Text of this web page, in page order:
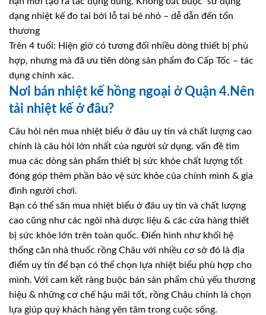
dạng nhiệt kế đo tai bởi lỗ tai bé nhỏ – dễ dẫn đến tổn
thương
Trên 4 tuổi: Hiện giờ có tương đối nhiều dòng thiết bị phù
hợp, nhưng mà đã ưu tiên dòng sản phẩm đo Cấp Tốc – tác
dụng chính xác.
Nơi bán nhiệt kế hồng ngoại ở Quận 4.Nên
tải nhiệt kế ở đâu?
Câu hỏi nên mua nhiệt biểu ở đâu uy tín và chất lượng cao
chính là câu hỏi lớn nhất của người sử dụng. vấn đề tìm
mua các dòng sản phẩm thiết bị sức khỏe chất lượng tốt
đóng góp thêm phần bảo vệ sức khỏe của chính mình & gia
đình người chơi.
Bạn có thể săn mua nhiệt biểu ở đâu uy tín và chất lượng
cao cũng như các ngôi nhà dược liệu & các cửa hàng thiết
bị sức khỏe lớn trên toàn quốc. Điển hình như khối hệ
thống căn nhà thuốc rồng Châu với nhiều cơ sở đó là địa
điểm uy tín để bạn có thể chọn lựa nhiệt biểu phù hợp cho
mình. Với cam kết ràng buộc bán sản phẩm chủ yếu thương
hiệu & những cơ chế hậu mãi tốt, rồng Châu chính là chọn
lựa giúp quý khách hàng yên tâm trong cuộc sống.